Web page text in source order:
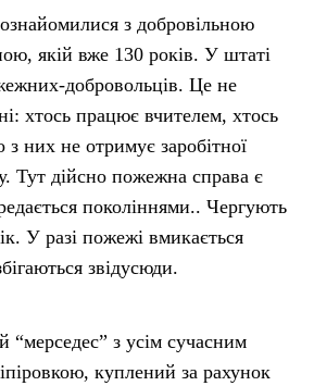
з добровільною
якій вже 130 років. У штаті
добровольців. Це не
хтось працює вчителем, хтось
них не отримує заробітної
Тут дійсно пожежна справа є
поколіннями.. Чергують
У разі пожежі вмикається
звідусюди.
з усім сучасним
куплений за рахунок